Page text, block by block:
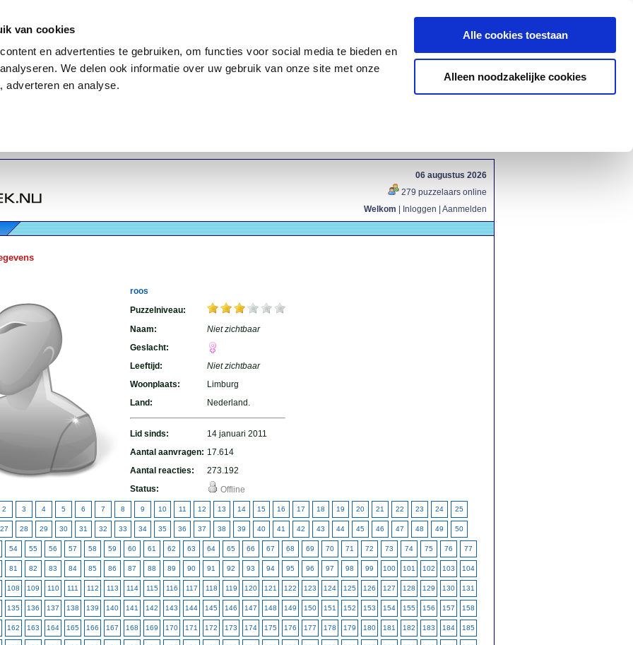
van cookies
en advertenties te gebruiken, om functies voor social media te bieden en
We delen ook informatie over uw gebruik van onze site met onze
adverteren en analyse.
Alle cookies toestaan
Alleen noodzakelijke cookies
06 augustus 2026
279 puzzelaars online
Welkom
Inloggen Aanmelden
roos
Puzzelniveau:
Naam:
Niet zichtbaar
Geslacht:
Leeftijd:
Niet zichtbaar
Woonplaats:
Limburg
Land:
Nederland.
Lid sinds:
14 januari 2011
Aantal aanvragen: 17.614
Aantal reacties:
273.192
Status:
Offline
2 3 4 5 6 7 8 9 10 11 12 13 14 15 16 17 18 19 20 21 22 23 24 25
27 28 29 30 31 32 33 34 35 36 37 38 39 40 41 42 43 44 45 46 47 48 49 50
54 55 56 57 58 59 60 61 62 63 64 65 66 67 68 69 70 71 72 73 74 75 76 77
81 82 83 84 85 86 87 88 89 90 91 92 93 94 95 96 97 98 99 100 101 102 103 104
108 109 110 111 112 113 114 115 116 117 118 119 120 121 122 123 124 125 126 127 128 129 130 131
135 136 137 138 139 140 141 142 143 144 145 146 147 148 149 150 151 152 153 154 155 156 157 158
162 163 164 165 166 167 168 169 170 171 172 173 174 175 176 177 178 179 180 181 182 183 184 185